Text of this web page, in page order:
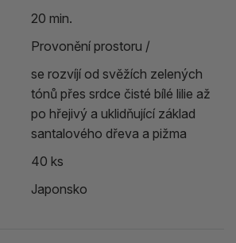
20 min.
Provonění prostoru /
se rozvíjí od svěžích zelených
tónů přes srdce čisté bílé lilie až
po hřejivý a uklidňující základ
santalového dřeva a pižma
40 ks
Japonsko